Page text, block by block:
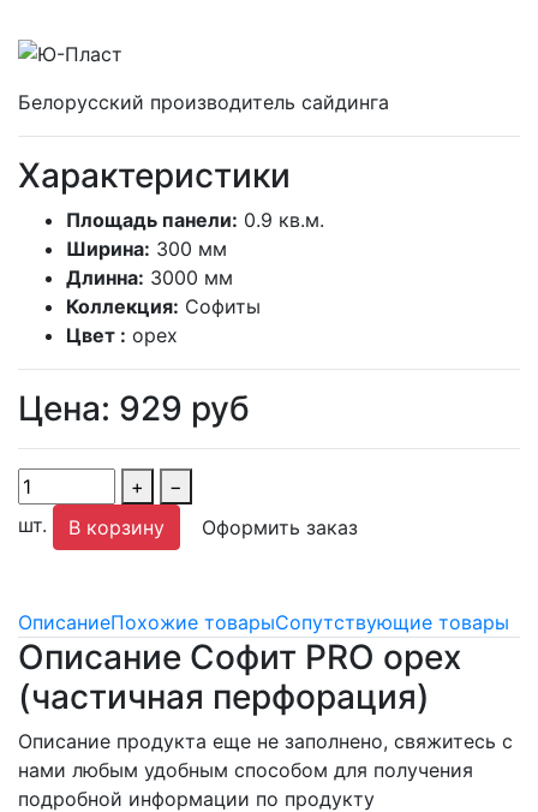
Белорусский производитель сайдинга
Характеристики
Площадь панели: 0.9 кв.м.
Ширина: 300 мм
Длинна: 3000 мм
Коллекция: Софиты
Цвет : орех
Цена: 929 руб
+
−
шт.
В корзину Оформить заказ
ОписаниеПохожие товарыСопутствующие товары
Описание Софит PRO орех
(частичная перфорация)
Описание продукта еще не заполнено, свяжитесь с
нами любым удобным способом для получения
подробной информации по продукту